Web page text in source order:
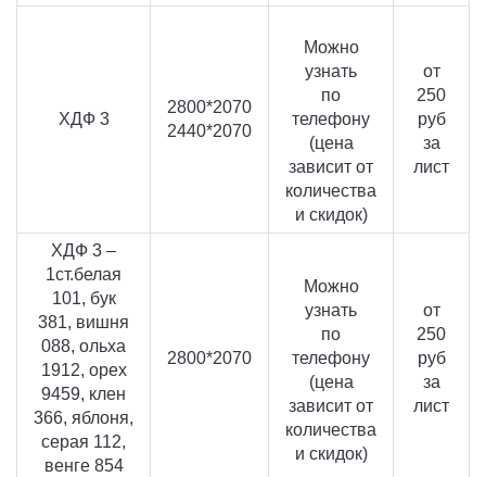
ХДФ 3
2800*2070
2440*2070
Можно
узнать
по
телефону
(цена
зависит от
количества
и скидок)
от
250
руб
за
лист
ХДФ 3 –
1ст.белая
101, бук
381, вишня
088, ольха
1912, орех
9459, клен
366, яблоня,
серая 112,
венге 854
2800*2070
Можно
узнать
по
телефону
(цена
зависит от
количества
и скидок)
от
250
руб
за
лист